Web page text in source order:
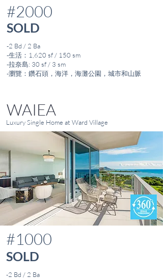
#2000
SOLD
-2 Bd / 2 Ba
-生活：1,620 sf / 150 sm
-拉奈島: 30 sf / 3 sm
-瀏覽：鑽石頭，海洋，海灘公園，城市和山脈
WAIEA
Luxury Single Home at Ward Village
#1000
SOLD
-2 Bd / 2 Ba